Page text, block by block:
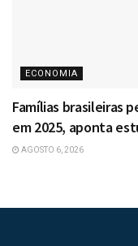
ECONOMIA
Famílias brasileiras
em 2025, aponta
AGOSTO 6, 2026